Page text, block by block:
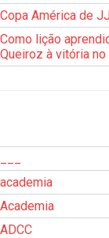
Copa América de
Como lição
Queiroz à vitória
academia
Academia
ADCC